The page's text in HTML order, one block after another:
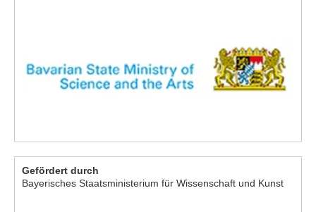
Gefördert durch
Bayerisches Staatsministerium für Wissenschaft und Kunst